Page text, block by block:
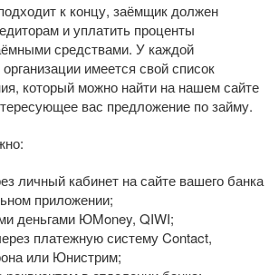
к концу, заёмщик должен
и уплатить проценты
средствами. У каждой
имеется свой список
который можно найти на нашем сайте
вас предложение по займу.
личный кабинет на сайте вашего банка
приложении;
деньгами ЮMoney, QIWI;
платежную систему Contact,
или Юнистрим;